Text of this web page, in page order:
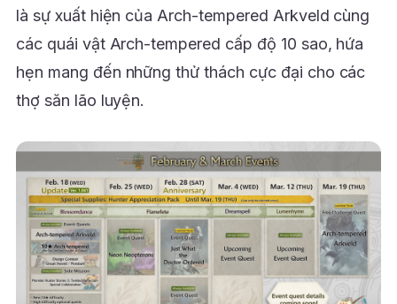
là sự xuất hiện của Arch-tempered Arkveld cùng
các quái vật Arch-tempered cấp độ 10 sao, hứa
hẹn mang đến những thử thách cực đại cho các
thợ săn lão luyện.